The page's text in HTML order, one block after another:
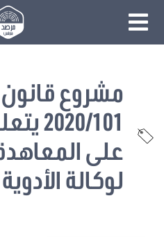
مشروع
2020/
على
لوكالة